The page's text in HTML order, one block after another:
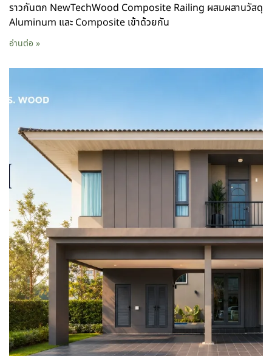
ราวกันตก NewTechWood Composite Railing ผสมผสานวัสดุ
Aluminum และ Composite เข้าด้วยกัน
อ่านต่อ »